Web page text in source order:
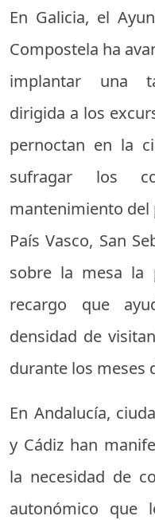
En Galicia, el
Compostela ha
implantar una
dirigida a los
pernoctan en la
sufragar los
mantenimiento del
País Vasco, San
sobre la mesa la
recargo que
densidad de
durante los meses
En Andalucía,
y Cádiz han
la necesidad de
autonómico que